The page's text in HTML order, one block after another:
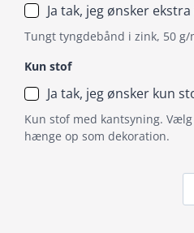
Ja tak, jeg ønsker
Tungt tyngdebånd i zink, 50
Kun stof
Ja tak, jeg ønsker kun
Kun stof med kantsyning.
hænge op som dekoration.
/